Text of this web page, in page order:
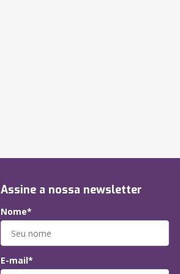
Assine a nossa newsletter
Nome*
E-mail*